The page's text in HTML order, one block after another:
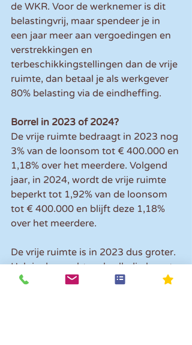
de WKR. Voor de werknemer is dit
belastingvrij, maar spendeer je in
een jaar meer aan vergoedingen en
verstrekkingen en
terbeschikkingstellingen dan de vrije
ruimte, dan betaal je als werkgever
80% belasting via de eindheffing.
Borrel in 2023 of 2024?
De vrije ruimte bedraagt in 2023 nog
3% van de loonsom tot € 400.000 en
1,18% over het meerdere. Volgend
jaar, in 2024, wordt de vrije ruimte
beperkt tot 1,92% van de loonsom
tot € 400.000 en blijft deze 1,18%
over het meerdere.
De vrije ruimte is in 2023 dus groter.
Heb je deze echter al volledig benut,
dan kan je de eindejaarsborrel